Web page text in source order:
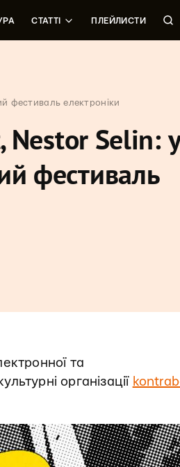
СТАТТІ ПЛЕЙЛИСТИ
фестиваль електроніки
Nestor Selin:
фестиваль
та
організації